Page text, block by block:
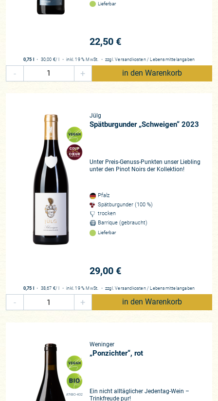
Lieferbar
22,50 €
0,75 l ・ 30,00 €/ l ・inkl. 19 % MwSt. ・ zzgl.Versandkosten / Lebensmittelangaben
- + in den Warenkorb
Jülg
Spätburgunder „Schweigen“ 2023
Unter Preis-Genuss-Punkten unser Liebling
unter den Pinot Noirs der Kollektion!
Pfalz
Spätburgunder (100 %)
trocken
Barrique (gebraucht)
Lieferbar
29,00 €
0,75 l ・ 38,67 €/ l ・inkl. 19 % MwSt. ・ zzgl.Versandkosten / Lebensmittelangaben
- + in den Warenkorb
AT-BIO-402
Weninger
„Ponzichter“, rot
Ein nicht alltäglicher Jedentag-Wein –
Trinkfreude pur!